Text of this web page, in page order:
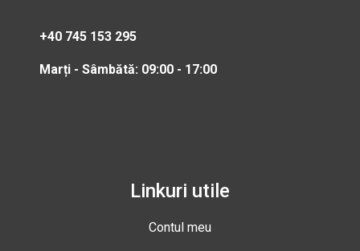
+40 745 153 295
Marți - Sâmbătă: 09:00 - 17:00
Linkuri utile
Contul meu